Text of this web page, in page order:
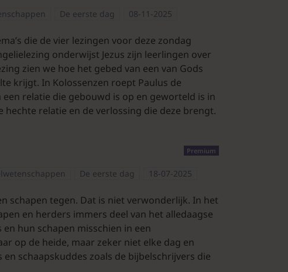
De eerste dag 08-11-2025
die de vier lezingen voor deze zondag
onderwijst Jezus zijn leerlingen over
zien we hoe het gebed van een van Gods
krijgt. In Kolossenzen roept Paulus de
relatie die gebouwd is op en geworteld is in
relatie en de verlossing die deze brengt.
Premium
De eerste dag 18-07-2025
schapen tegen. Dat is niet verwonderlijk. In het
en herders immers deel van het alledaagse
hun schapen misschien in een
op de heide, maar zeker niet elke dag en
schaapskuddes zoals de bijbelschrijvers die